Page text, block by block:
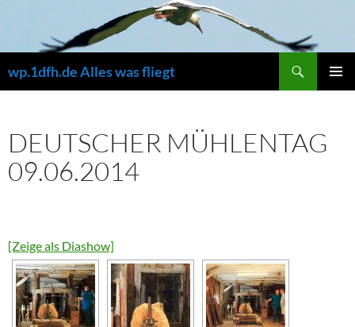
springen
wp.1dfh.de Alles was fliegt
DEUTSCHER MÜHLENTAG
09.06.2014
[Zeige als Diashow]